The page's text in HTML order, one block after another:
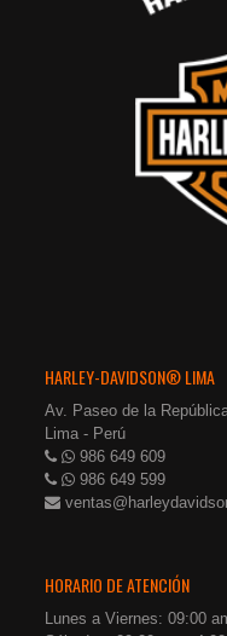
HARLEY-DAVIDSON® LIMA
Av. Paseo de la
Lima - Perú
986 649 609
986 649 599
HORARIO DE ATENCIÓN
Lunes a Viernes: 09:00